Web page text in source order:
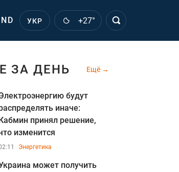
УКР +27°
ЗА ДЕНЬ Ещё
будут
иначе:
принял решение,
изменится
Энергетика
может получить